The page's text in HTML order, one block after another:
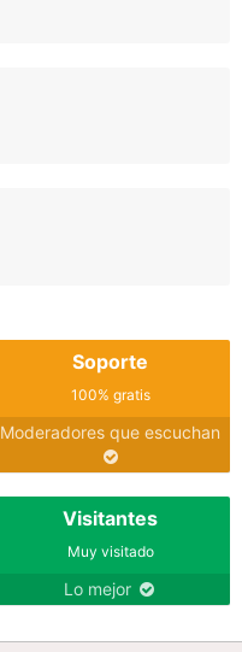
Soporte
100% gratis
Moderadores que escuchan
Visitantes
Muy visitado
Lo mejor